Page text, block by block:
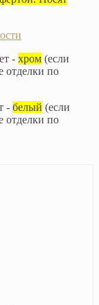
- хром (если
отделки по
- белый (если
отделки по